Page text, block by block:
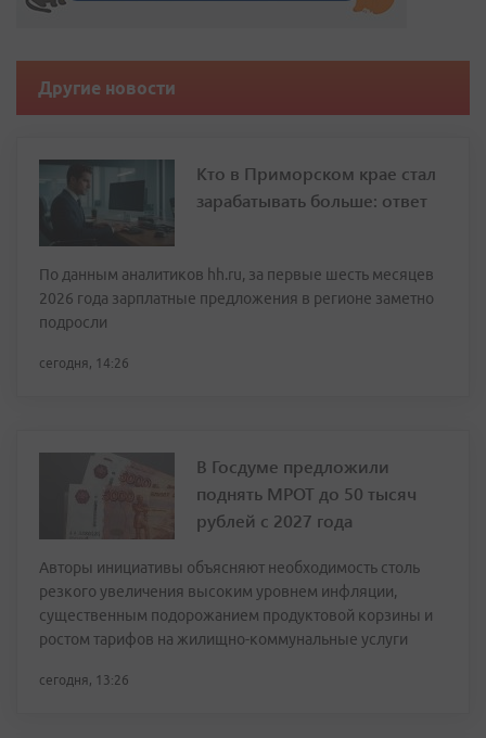
Другие новости
Кто в Приморском крае стал
зарабатывать больше: ответ
По данным аналитиков hh.ru, за первые шесть месяцев
2026 года зарплатные предложения в регионе заметно
подросли
сегодня, 14:26
В Госдуме предложили
поднять МРОТ до 50 тысяч
рублей с 2027 года
Авторы инициативы объясняют необходимость столь
резкого увеличения высоким уровнем инфляции,
существенным подорожанием продуктовой корзины и
ростом тарифов на жилищно-коммунальные услуги
сегодня, 13:26